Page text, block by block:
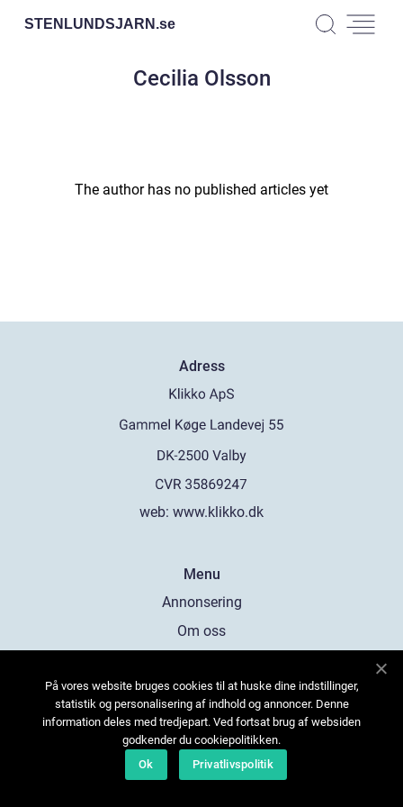
STENLUNDSJARN.se
Cecilia Olsson
The author has no published articles yet
Adress
web: www.klikko.dk
Menu
Annonsering
Om oss
Kontakta oss
Sitemap
På vores website bruges cookies til at huske dine indstillinger,
statistik og personalisering af indhold og annoncer. Denne
information deles med tredjepart. Ved fortsat brug af websiden
godkender du cookiepolitikken.
Ok
Privatlivspolitik